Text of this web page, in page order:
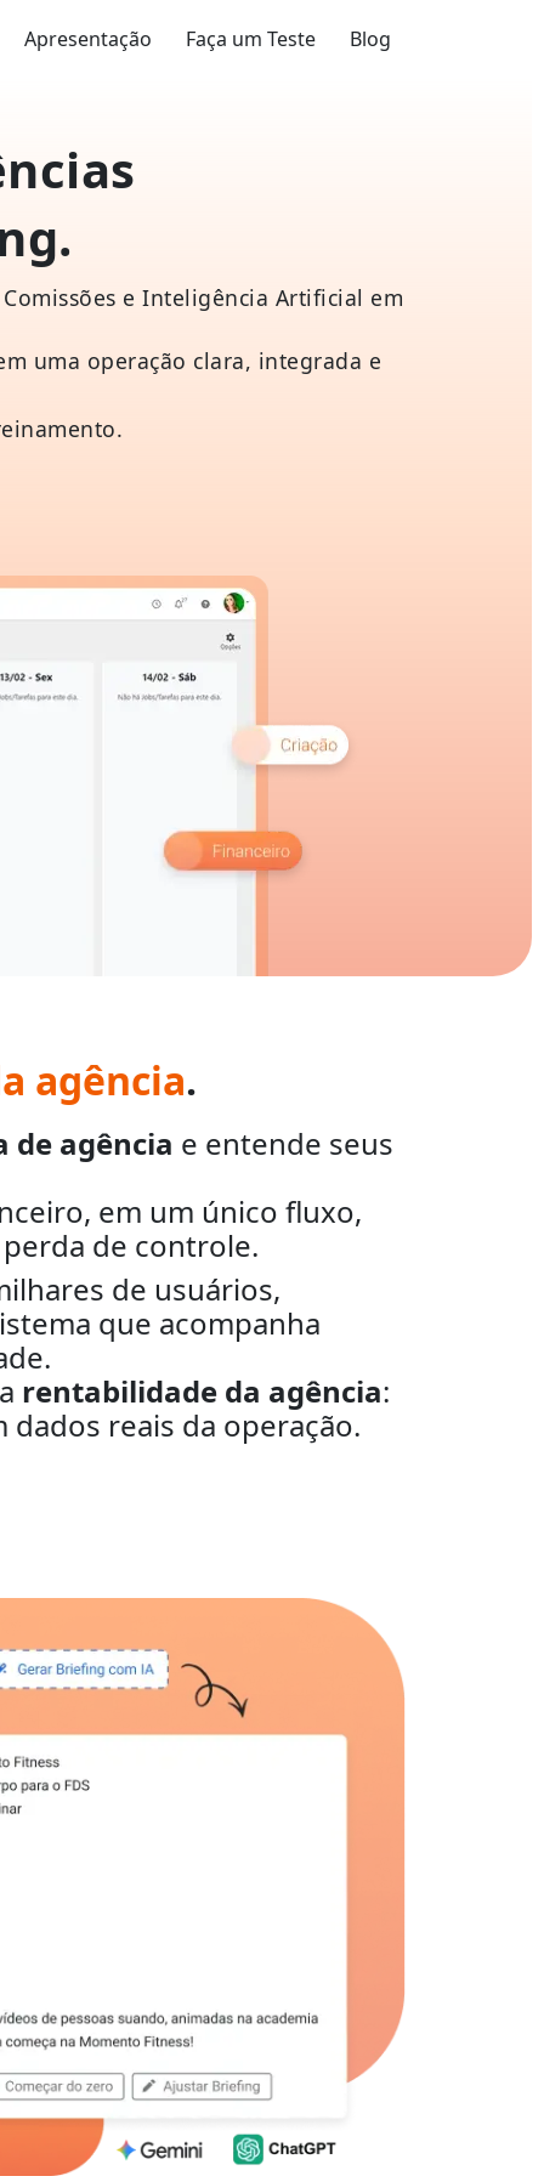
Apresentação Faça um Teste Blog
Marketing.e Inteligência Artificial em
uma operação clara, integrada e
agência.
de agência e entende seus
em um único fluxo,
de controle.
de usuários,
que acompanha
rentabilidade da agência:
reais da operação.